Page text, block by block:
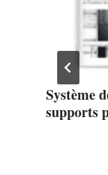
Système
supports